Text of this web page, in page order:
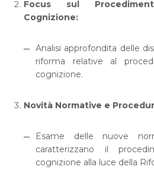
Focus sul
Cognizione:
Analisi approfondita delle
riforma relative al
cognizione.
Novità Normative e
Esame delle nuove
caratterizzano il
cognizione alla luce della